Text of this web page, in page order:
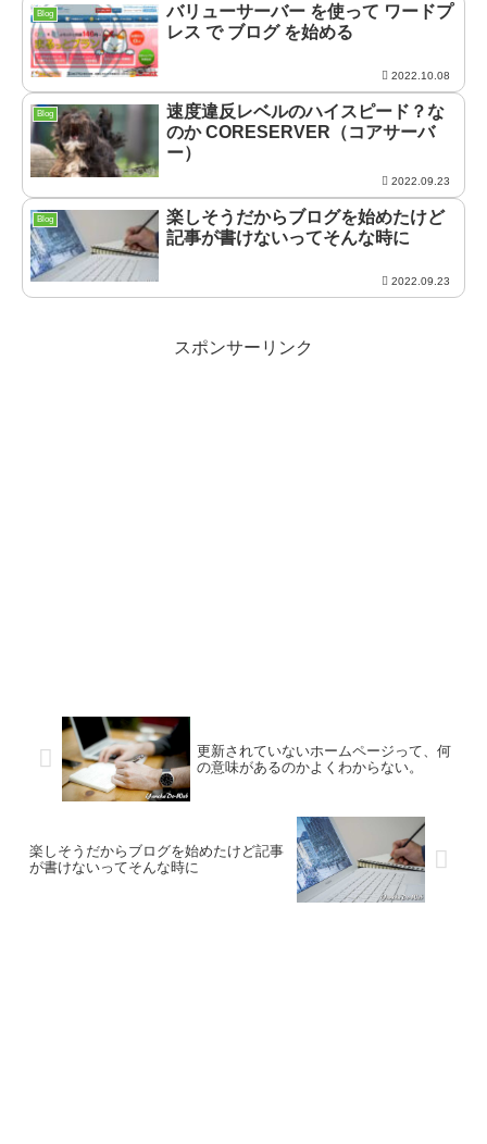
Blog
バリューサーバー を使って ワードプ
レス で ブログ を始める
2022.10.08
Blog
速度違反レベルのハイスピード？な
のか CORESERVER（コアサーバ
ー）
2022.09.23
Blog
楽しそうだからブログを始めたけど
記事が書けないってそんな時に
2022.09.23
スポンサーリンク
更新されていないホームページって、何
の意味があるのかよくわからない。
楽しそうだからブログを始めたけど記事
が書けないってそんな時に